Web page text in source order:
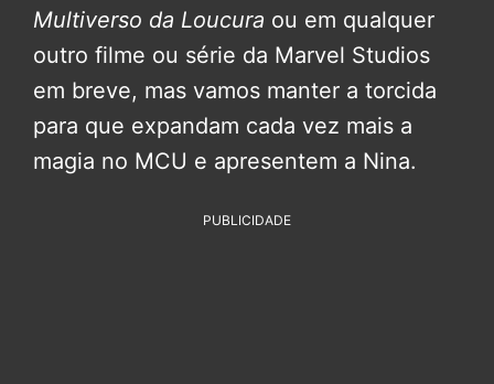
Multiverso da Loucura ou em qualquer
outro filme ou série da Marvel Studios
em breve, mas vamos manter a torcida
para que expandam cada vez mais a
magia no MCU e apresentem a Nina.
PUBLICIDADE